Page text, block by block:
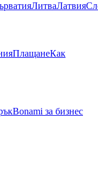
ЛитваЛатвия
ПлащанеКак
Bonami за бизнес